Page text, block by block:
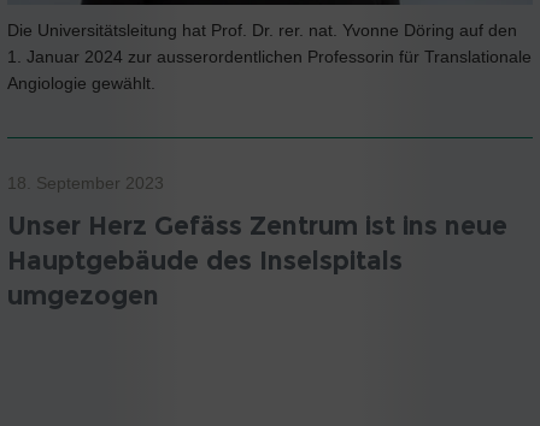
Die Universitätsleitung hat Prof. Dr. rer. nat. Yvonne Döring auf den
1. Januar 2024 zur ausserordentlichen Professorin für Translationale
Angiologie gewählt.
18. September 2023
Unser Herz Gefäss Zentrum ist ins neue
Hauptgebäude des Inselspitals
umgezogen